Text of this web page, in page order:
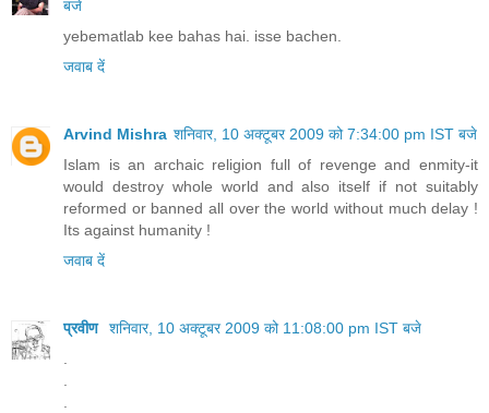
बजे
yebematlab kee bahas hai. isse bachen.
जवाब दें
Arvind Mishra शनिवार, 10 अक्टूबर 2009 को 7:34:00 pm IST बजे
Islam is an archaic religion full of revenge and enmity-it
would destroy whole world and also itself if not suitably
reformed or banned all over the world without much delay !
Its against humanity !
जवाब दें
प्रवीण शनिवार, 10 अक्टूबर 2009 को 11:08:00 pm IST बजे
.
.
.